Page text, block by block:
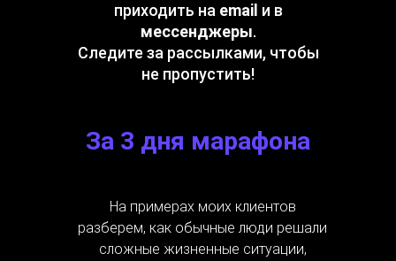
приходить на email и в
мессенджеры.
Следите за рассылками, чтобы
не пропустить!
За 3 дня марафона
На примерах моих клиентов
разберем, как обычные люди решали
сложные жизненные ситуации,